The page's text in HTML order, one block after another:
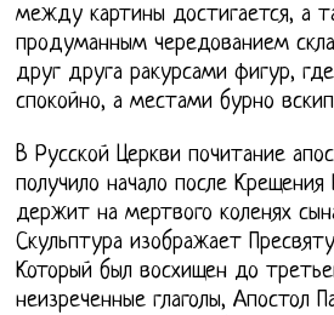
между картины достигается, а
продуманным чередованием
друг друга ракурсами фигур,
спокойно, а местами бурно
В Русской Церкви почитание
получило начало после Крещения
держит на мертвого коленях
Скульптура изображает
Который был восхищен до
неизреченные глаголы, Апостол